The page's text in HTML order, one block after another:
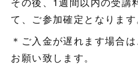
て、ご参加確定となります
＊ご入金が遅れます場合
お願い致します。